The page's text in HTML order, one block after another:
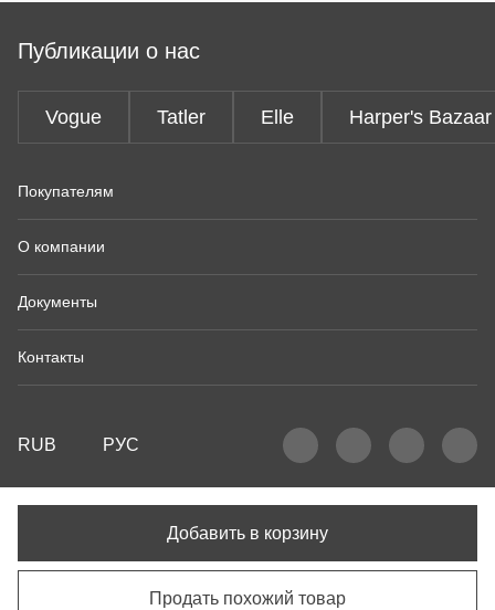
Добавить в корзину
Продать похожий товар
Публикации о нас
Vogue Tatler Elle Harper's Bazaar
Покупателям
О компании
Документы
Контакты
RUB РУС